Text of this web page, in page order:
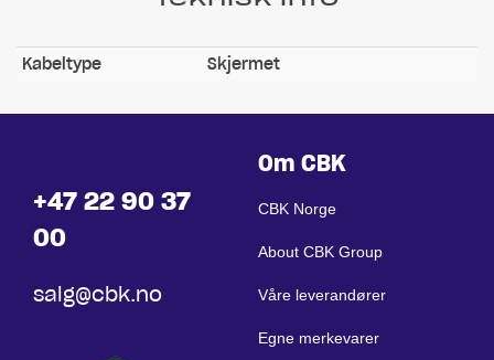
Kabeltype Skjermet
+47 22 90 37
00
salg@cbk.no
Om CBK
CBK Norge
About CBK Group
Våre leverandører
Egne merkevarer